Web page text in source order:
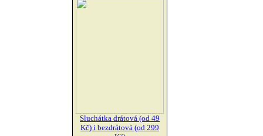
Sluchátka drátová (od 49
Kč) i bezdrátová (od 299